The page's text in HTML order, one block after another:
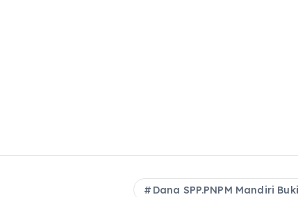
Dana SPP.PNPM Mandiri